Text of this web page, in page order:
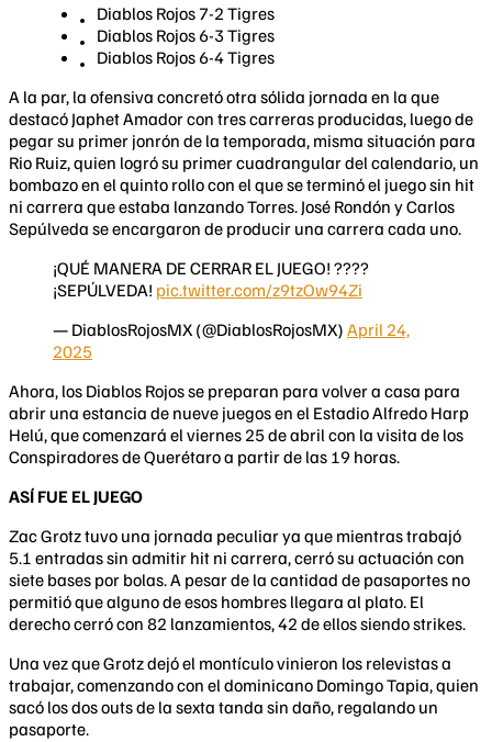
Diablos Rojos 7-2 Tigres
Diablos Rojos 6-3 Tigres
Diablos Rojos 6-4 Tigres
A la par, la ofensiva concretó otra sólida jornada en la que
destacó Japhet Amador con tres carreras producidas, luego de
pegar su primer jonrón de la temporada, misma situación para
Rio Ruiz, quien logró su primer cuadrangular del calendario, un
bombazo en el quinto rollo con el que se terminó el juego sin hit
ni carrera que estaba lanzando Torres. José Rondón y Carlos
Sepúlveda se encargaron de producir una carrera cada uno.
¡QUÉ MANERA DE CERRAR EL JUEGO! ????
¡SEPÚLVEDA! pic.twitter.com/z9tzOw94Zi
— DiablosRojosMX (@DiablosRojosMX) April 24,
2025
Ahora, los Diablos Rojos se preparan para volver a casa para
abrir una estancia de nueve juegos en el Estadio Alfredo Harp
Helú, que comenzará el viernes 25 de abril con la visita de los
Conspiradores de Querétaro a partir de las 19 horas.
ASÍ FUE EL JUEGO
Zac Grotz tuvo una jornada peculiar ya que mientras trabajó
5.1 entradas sin admitir hit ni carrera, cerró su actuación con
siete bases por bolas. A pesar de la cantidad de pasaportes no
permitió que alguno de esos hombres llegara al plato. El
derecho cerró con 82 lanzamientos, 42 de ellos siendo strikes.
Una vez que Grotz dejó el montículo vinieron los relevistas a
trabajar, comenzando con el dominicano Domingo Tapia, quien
sacó los dos outs de la sexta tanda sin daño, regalando un
pasaporte.